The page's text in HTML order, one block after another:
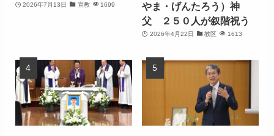
2026年7月13日 宣教 1699
やま・げんたろう）神
父 ２５０人が叙階祝う
2026年4月22日 教区 1613